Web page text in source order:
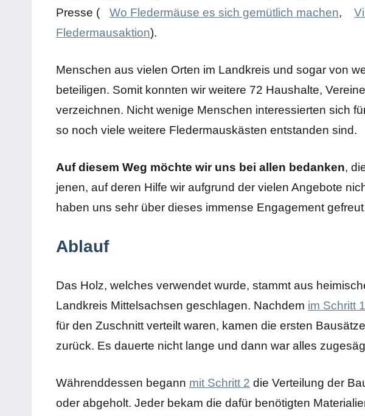
Presse (
Wo Fledermäuse es sich gemütlich machen,
Fledermausaktion).
Menschen aus vielen Orten im Landkreis und sogar von
beteiligen. Somit konnten wir weitere 72 Haushalte,
verzeichnen. Nicht wenige Menschen interessierten sich
so noch viele weitere Fledermauskästen entstanden sind.
Auf diesem Weg möchte wir uns bei allen bedanken,
jenen, auf deren Hilfe wir aufgrund der vielen Angebote
haben uns sehr über dieses immense Engagement
Ablauf
Das Holz, welches verwendet wurde, stammt aus
Landkreis Mittelsachsen geschlagen. Nachdem im Schritt 1
für den Zuschnitt verteilt waren, kamen die ersten
zurück. Es dauerte nicht lange und dann war alles
Währenddessen begann mit Schritt 2 die Verteilung der
oder abgeholt. Jeder bekam die dafür benötigten